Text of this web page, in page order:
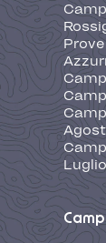
Luglio